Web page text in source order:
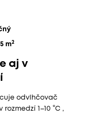
m2
aj v
odvlhčovač
1–10 °C ,